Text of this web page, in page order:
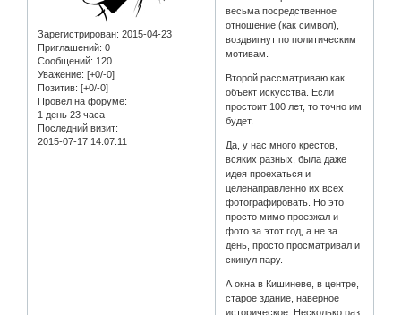
Зарегистрирован: 2015-04-23
Приглашений: 0
Сообщений: 120
Уважение: [+0/-0]
Позитив: [+0/-0]
Провел на форуме:
1 день 23 часа
Последний визит:
2015-07-17 14:07:11
весьма посредственное
отношение (как символ),
воздвигнут по политическим
мотивам.
Второй рассматриваю как
объект искусства. Если
простоит 100 лет, то точно им
будет.
Да, у нас много крестов,
всяких разных, была даже
идея проехаться и
целенаправленно их всех
фотографировать. Но это
просто мимо проезжал и
фото за этот год, а не за
день, просто просматривал и
скинул пару.
А окна в Кишиневе, в центре,
старое здание, наверное
историческое. Несколько раз